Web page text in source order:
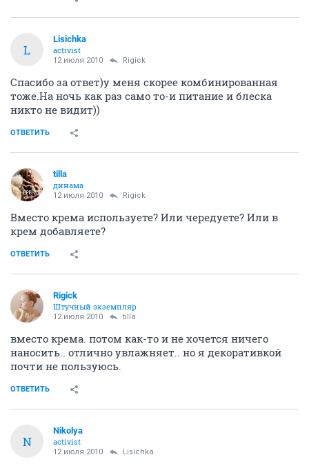
L
Lisichka
activist
12 июля 2010 Rigick
Спасибо за ответ)у меня скорее комбинированная
тоже.На ночь как раз само то-и питание и блеска
никто не видит))
ОТВЕТИТЬ
tilla
динама
12 июля 2010 Rigick
Bместо крема используете? Или чередуете? Или в
крем добавляете?
ОТВЕТИТЬ
Rigick
Штучный экземпляр
12 июля 2010 tilla
вместо крема. потом как-то и не хочется ничего
наносить.. отлично увлажняет.. но я декоративкой
почти не пользуюсь.
ОТВЕТИТЬ
N
Nikolya
activist
12 июля 2010 Lisichka